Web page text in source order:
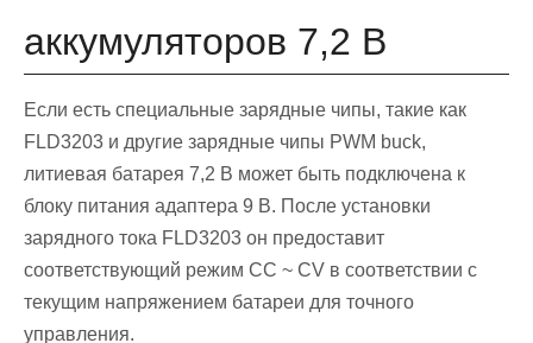
аккумуляторов 7,2 В
Если есть специальные зарядные чипы, такие как
FLD3203 и другие зарядные чипы PWM buck,
литиевая батарея 7,2 В может быть подключена к
блоку питания адаптера 9 В. После установки
зарядного тока FLD3203 он предоставит
соответствующий режим CC ~ CV в соответствии с
текущим напряжением батареи для точного
управления.